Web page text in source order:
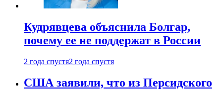
Кудрявцева объяснила Болгар,
почему ее не поддержат в России
2 года спустя2 года спустя
США заявили, что из Персидского